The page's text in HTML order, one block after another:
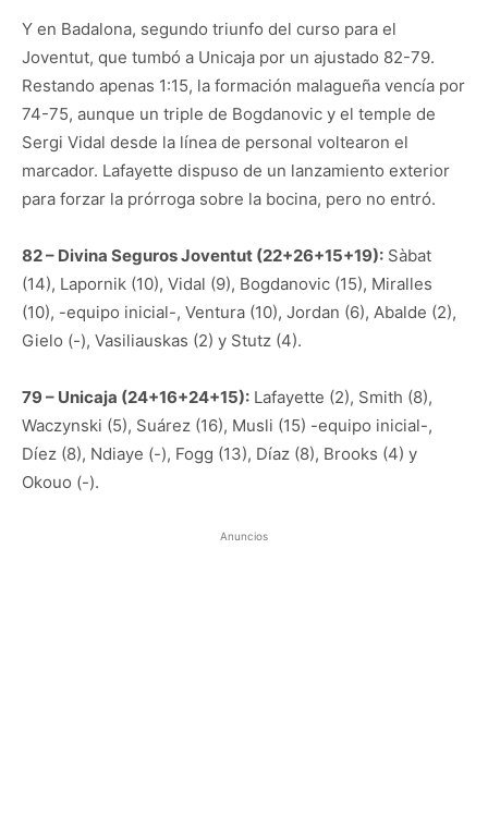
Y en Badalona, segundo triunfo del curso para el
Joventut, que tumbó a Unicaja por un ajustado 82-79.
Restando apenas 1:15, la formación malagueña vencía por
74-75, aunque un triple de Bogdanovic y el temple de
Sergi Vidal desde la línea de personal voltearon el
marcador. Lafayette dispuso de un lanzamiento exterior
para forzar la prórroga sobre la bocina, pero no entró.
82 – Divina Seguros Joventut (22+26+15+19): Sàbat
(14), Lapornik (10), Vidal (9), Bogdanovic (15), Miralles
(10), -equipo inicial-, Ventura (10), Jordan (6), Abalde (2),
Gielo (-), Vasiliauskas (2) y Stutz (4).
79 – Unicaja (24+16+24+15): Lafayette (2), Smith (8),
Waczynski (5), Suárez (16), Musli (15) -equipo inicial-,
Díez (8), Ndiaye (-), Fogg (13), Díaz (8), Brooks (4) y
Okouo (-).
Anuncios